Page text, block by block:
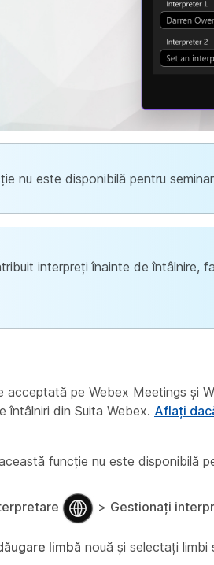
nu este disponibilă pentru
interpreți înainte de întâlnire,
acceptată pe Webex Meetings și
întâlniri din Suita Webex. Aflați
funcție nu este disponibilă
> Gestionați
limbă nouă și selectați limbi